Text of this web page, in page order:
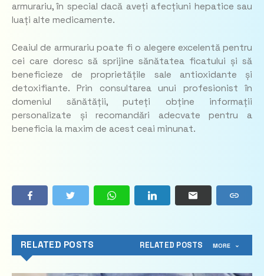
armurariu, în special dacă aveți afecțiuni hepatice sau
luați alte medicamente.
Ceaiul de armurariu poate fi o alegere excelentă pentru
cei care doresc să sprijine sănătatea ficatului și să
beneficieze de proprietățile sale antioxidante și
detoxifiante. Prin consultarea unui profesionist în
domeniul sănătății, puteți obține informații
personalizate și recomandări adecvate pentru a
beneficia la maxim de acest ceai minunat.
RELATED POSTS RELATED POSTS MORE